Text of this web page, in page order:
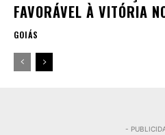
FAVORÁVEL À VITÓRIA
GOIÁS
-